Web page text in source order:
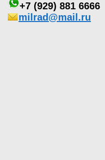
+7 (929) 881 6666
milrad@mail.ru